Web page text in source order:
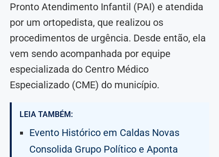
Pronto Atendimento Infantil (PAI) e atendida
por um ortopedista, que realizou os
procedimentos de urgência. Desde então, ela
vem sendo acompanhada por equipe
especializada do Centro Médico
Especializado (CME) do município.
LEIA TAMBÉM:
Evento Histórico em Caldas Novas
Consolida Grupo Político e Aponta